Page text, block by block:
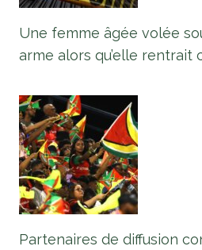
Une femme âgée volée
arme alors qu’elle rentrait
Partenaires de diffusion